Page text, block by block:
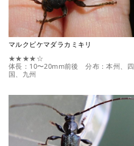
マルクビケマダラカミキリ
★★★★☆
体長：10〜20mm前後 分布：本州、四
国、九州